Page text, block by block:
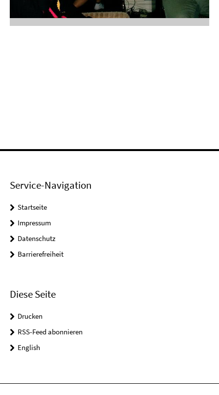
Service-Navigation
Startseite
Impressum
Datenschutz
Barrierefreiheit
Diese Seite
Drucken
RSS-Feed abonnieren
English